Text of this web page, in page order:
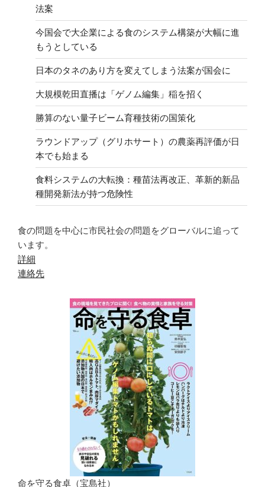
法案
今国会で大企業による食のシステム構築が大幅に進
もうとしている
日本のタネのあり方を変えてしまう法案が国会に
大規模乾田直播は「ゲノム編集」稲を招く
勝算のない量子ビーム育種技術の国策化
ラウンドアップ（グリホサート）の農薬再評価が日
本でも始まる
食料システムの大転換：種苗法再改正、革新的新品
種開発新法が持つ危険性
食の問題を中心に市民社会の問題をグローバルに追って
います。
詳細
連絡先
命を守る食卓（宝島社）